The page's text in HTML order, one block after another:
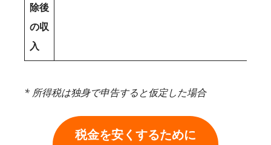
除後
の収
入
* 所得税は独身で申告すると仮定した場合
税金を安くするために